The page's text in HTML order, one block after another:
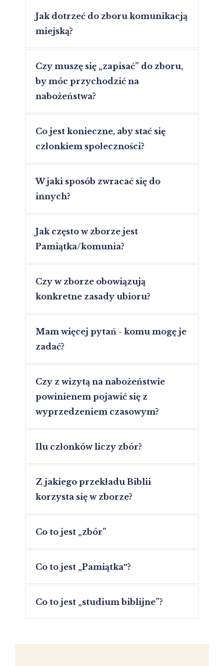
Jak dotrzeć do zboru komunikacją
miejską?
Czy muszę się „zapisać” do zboru,
by móc przychodzić na
nabożeństwa?
Co jest konieczne, aby stać się
członkiem społeczności?
W jaki sposób zwracać się do
innych?
Jak często w zborze jest
Pamiątka/komunia?
Czy w zborze obowiązują
konkretne zasady ubioru?
Mam więcej pytań - komu mogę je
zadać?
Czy z wizytą na nabożeństwie
powinienem pojawić się z
wyprzedzeniem czasowym?
Ilu członków liczy zbór?
Z jakiego przekładu Biblii
korzysta się w zborze?
Co to jest „zbór”
Co to jest „Pamiątka″?
Co to jest „studium biblijne”?